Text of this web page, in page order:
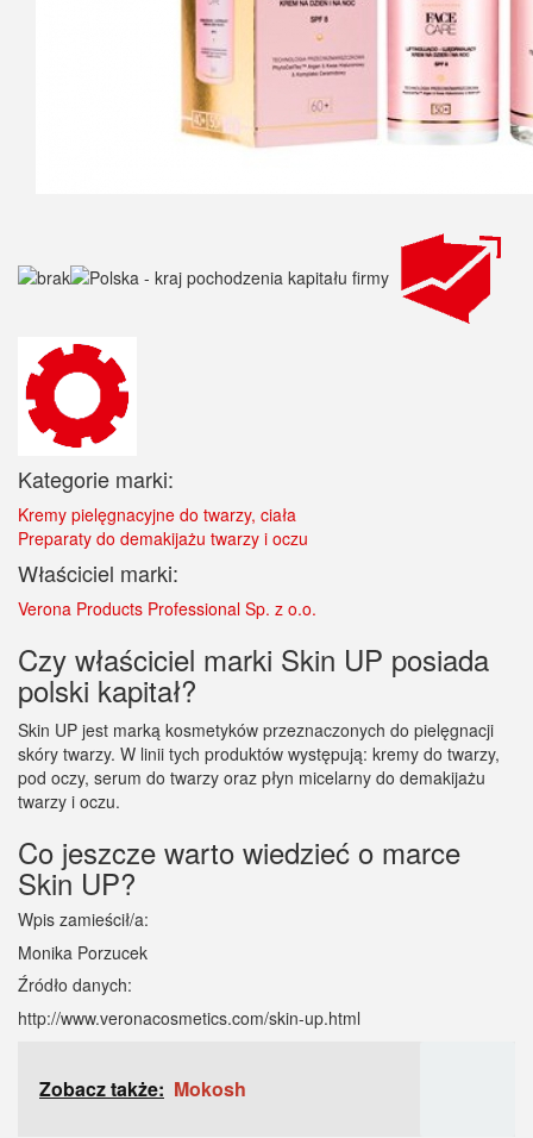
Kategorie marki:
Kremy pielęgnacyjne do twarzy, ciała
Preparaty do demakijażu twarzy i oczu
Właściciel marki:
Verona Products Professional Sp. z o.o.
Czy właściciel marki Skin UP posiada
polski kapitał?
Skin UP jest marką kosmetyków przeznaczonych do pielęgnacji
skóry twarzy. W linii tych produktów występują: kremy do twarzy,
pod oczy, serum do twarzy oraz płyn micelarny do demakijażu
twarzy i oczu.
Co jeszcze warto wiedzieć o marce
Skin UP?
Wpis zamieścił/a:
Monika Porzucek
Źródło danych:
http://www.veronacosmetics.com/skin-up.html
Zobacz także: Mokosh